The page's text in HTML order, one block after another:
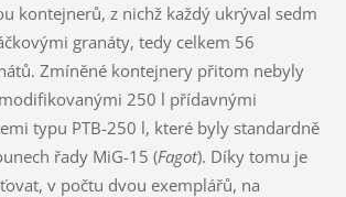
kontejnerů, z nichž každý ukrýval sedm
granáty, tedy celkem 56
Zmíněné kontejnery přitom nebyly
250 l přídavnými
typu PTB-250 l, které byly standardně
řady MiG-15 (Fagot). Díky tomu je
v počtu dvou exemplářů, na